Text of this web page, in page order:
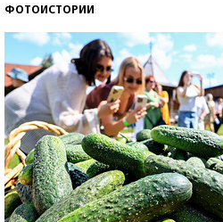
ФОТОИСТОРИИ